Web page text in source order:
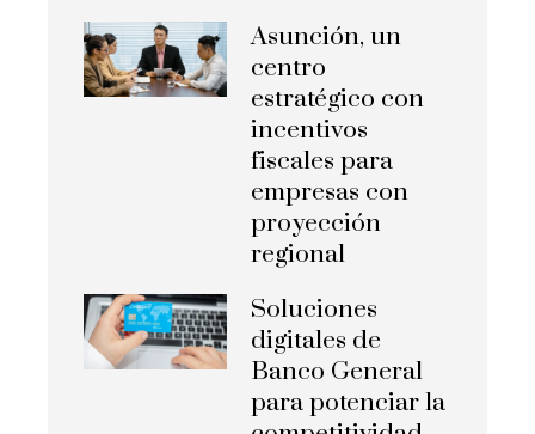
Asunción, un
centro
estratégico con
incentivos
fiscales para
empresas con
proyección
regional
Soluciones
digitales de
Banco General
para potenciar la